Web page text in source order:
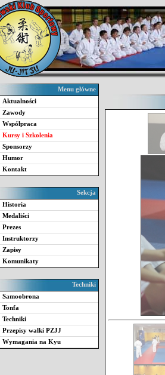
Menu główne
Aktualności
Zawody
Współpraca
Kursy i Szkolenia
Sponsorzy
Humor
Kontakt
Sekcja
Historia
Medaliści
Prezes
Instruktorzy
Zapisy
Komunikaty
Techniki
Samoobrona
Tonfa
Techniki
Przepisy walki PZJJ
Wymagania na Kyu